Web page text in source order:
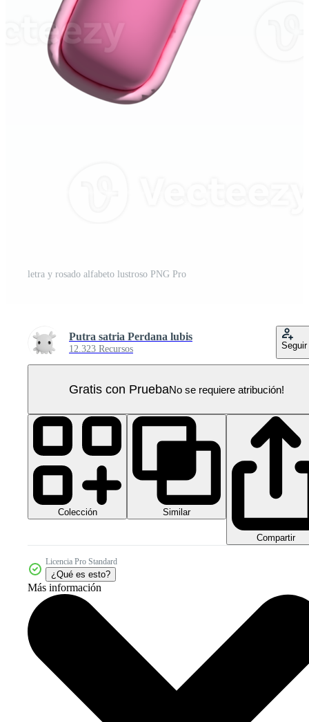
letra y rosado alfabeto lustroso PNG Pro
Putra satria Perdana lubis
12.323 Recursos Seguir
Gratis con PruebaNo se requiere atribución!
Colección Similar
Compartir
Licencia Pro Standard
¿Qué es esto?
Más información